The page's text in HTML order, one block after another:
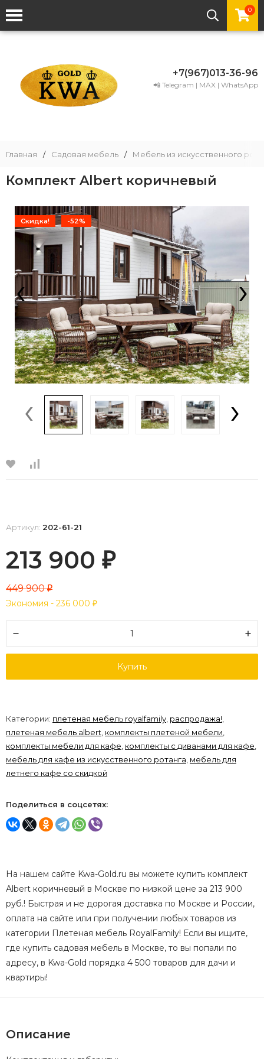
0
+7(967)013-36-96
📲 Telegram | MAX | WhatsApp
Главная / Садовая мебель / Мебель из искусственного
Комплект Albert коричневый
Скидка! -52%
‹ ›
‹ ›
Артикул: 202-61-21
213 900 ₽
449 900₽
Экономия - 236 000 ₽
Купить
Категории: плетеная мебель royalfamily, распродажа!,
плетеная мебель albert, комплекты плетеной мебели,
комплекты мебели для кафе, комплекты с диванами для кафе,
мебель для кафе из искусственного ротанга, мебель для
летнего кафе со скидкой
Поделиться в соцсетях:
На нашем сайте Kwa-Gold.ru вы можете купить комплект
Albert коричневый в Москве по низкой цене за 213 900
руб.! Быстрая и не дорогая доставка по Москве и России,
оплата на сайте или при получении любых товаров из
категории Плетеная мебель RoyalFamily! Если вы ищите,
где купить садовая мебель в Москве, то вы попали по
адресу, в Kwa-Gold порядка 4 500 товаров для дачи и
квартиры!
Описание